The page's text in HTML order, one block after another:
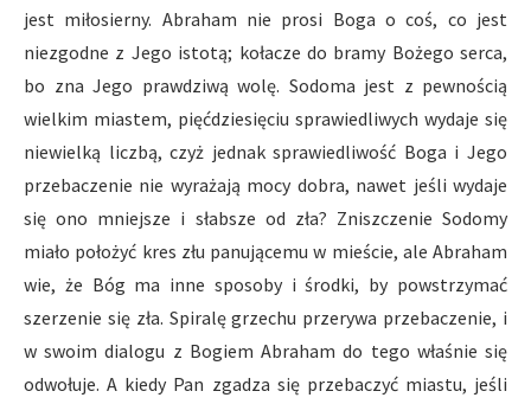
jest miłosierny. Abraham nie prosi Boga o coś, co jest
niezgodne z Jego istotą; kołacze do bramy Bożego serca,
bo zna Jego prawdziwą wolę. Sodoma jest z pewnością
wielkim miastem, pięćdziesięciu sprawiedliwych wydaje się
niewielką liczbą, czyż jednak sprawiedliwość Boga i Jego
przebaczenie nie wyrażają mocy dobra, nawet jeśli wydaje
się ono mniejsze i słabsze od zła? Zniszczenie Sodomy
miało położyć kres złu panującemu w mieście, ale Abraham
wie, że Bóg ma inne sposoby i środki, by powstrzymać
szerzenie się zła. Spiralę grzechu przerywa przebaczenie, i
w swoim dialogu z Bogiem Abraham do tego właśnie się
odwołuje. A kiedy Pan zgadza się przebaczyć miastu, jeśli